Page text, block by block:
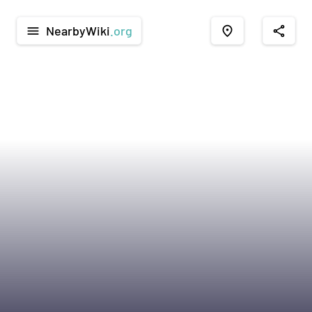
menu NearbyWiki .org place share